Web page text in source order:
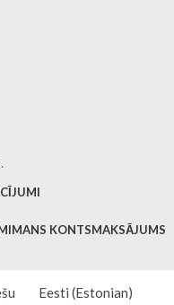
MANS KONTSMAKSĀJUMS
Eesti (Estonian)